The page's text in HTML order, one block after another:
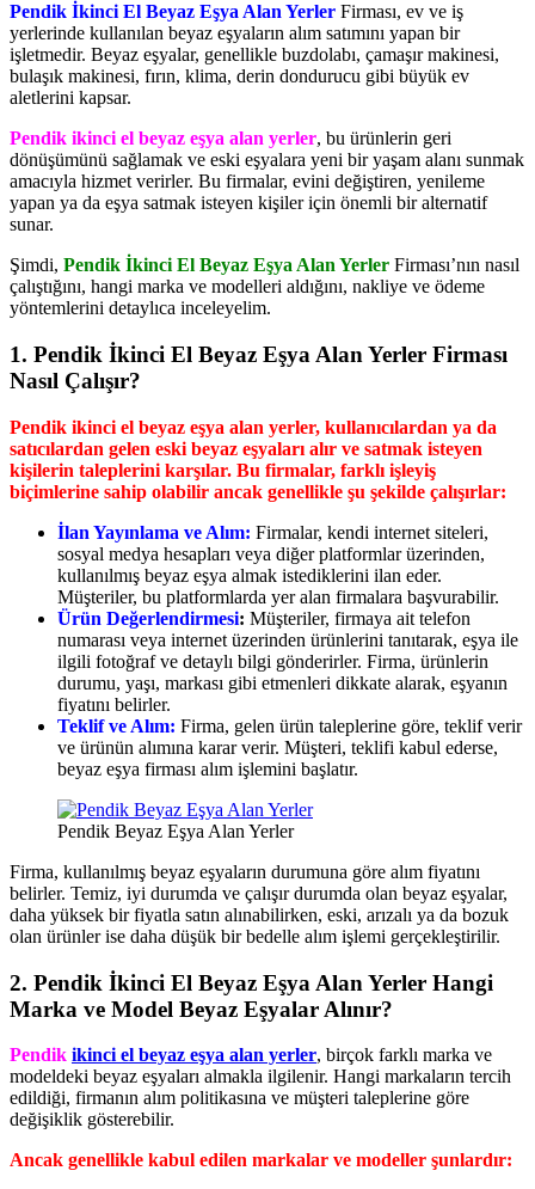
Pendik İkinci El Beyaz Eşya Alan Yerler Firması, ev ve iş
yerlerinde kullanılan beyaz eşyaların alım satımını yapan bir
işletmedir. Beyaz eşyalar, genellikle buzdolabı, çamaşır makinesi,
bulaşık makinesi, fırın, klima, derin dondurucu gibi büyük ev
aletlerini kapsar.
Pendik ikinci el beyaz eşya alan yerler, bu ürünlerin geri
dönüşümünü sağlamak ve eski eşyalara yeni bir yaşam alanı sunmak
amacıyla hizmet verirler. Bu firmalar, evini değiştiren, yenileme
yapan ya da eşya satmak isteyen kişiler için önemli bir alternatif
sunar.
Şimdi, Pendik İkinci El Beyaz Eşya Alan Yerler Firması’nın nasıl
çalıştığını, hangi marka ve modelleri aldığını, nakliye ve ödeme
yöntemlerini detaylıca inceleyelim.
1. Pendik İkinci El Beyaz Eşya Alan Yerler Firması
Nasıl Çalışır?
Pendik ikinci el beyaz eşya alan yerler, kullanıcılardan ya da
satıcılardan gelen eski beyaz eşyaları alır ve satmak isteyen
kişilerin taleplerini karşılar. Bu firmalar, farklı işleyiş
biçimlerine sahip olabilir ancak genellikle şu şekilde çalışırlar:
İlan Yayınlama ve Alım: Firmalar, kendi internet siteleri,
sosyal medya hesapları veya diğer platformlar üzerinden,
kullanılmış beyaz eşya almak istediklerini ilan eder.
Müşteriler, bu platformlarda yer alan firmalara başvurabilir.
Ürün Değerlendirmesi: Müşteriler, firmaya ait telefon
numarası veya internet üzerinden ürünlerini tanıtarak, eşya ile
ilgili fotoğraf ve detaylı bilgi gönderirler. Firma, ürünlerin
durumu, yaşı, markası gibi etmenleri dikkate alarak, eşyanın
fiyatını belirler.
Teklif ve Alım: Firma, gelen ürün taleplerine göre, teklif verir
ve ürünün alımına karar verir. Müşteri, teklifi kabul ederse,
beyaz eşya firması alım işlemini başlatır.
Pendik Beyaz Eşya Alan Yerler
Firma, kullanılmış beyaz eşyaların durumuna göre alım fiyatını
belirler. Temiz, iyi durumda ve çalışır durumda olan beyaz eşyalar,
daha yüksek bir fiyatla satın alınabilirken, eski, arızalı ya da bozuk
olan ürünler ise daha düşük bir bedelle alım işlemi gerçekleştirilir.
2. Pendik İkinci El Beyaz Eşya Alan Yerler Hangi
Marka ve Model Beyaz Eşyalar Alınır?
Pendik ikinci el beyaz eşya alan yerler, birçok farklı marka ve
modeldeki beyaz eşyaları almakla ilgilenir. Hangi markaların tercih
edildiği, firmanın alım politikasına ve müşteri taleplerine göre
değişiklik gösterebilir.
Ancak genellikle kabul edilen markalar ve modeller şunlardır: